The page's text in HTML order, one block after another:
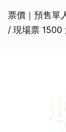
票價｜預售單
/ 現場票 1500